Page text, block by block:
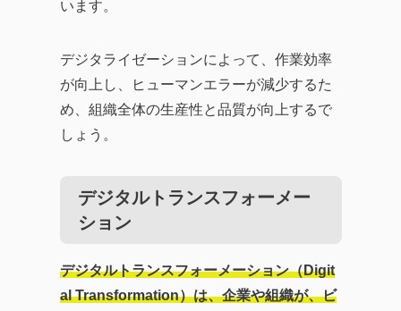
います。
デジタライゼーションによって、作業効率
が向上し、ヒューマンエラーが減少するた
め、組織全体の生産性と品質が向上するで
しょう。
デジタルトランスフォーメー
ション
デジタルトランスフォーメーション（Digit
al Transformation）は、企業や組織が、ビ